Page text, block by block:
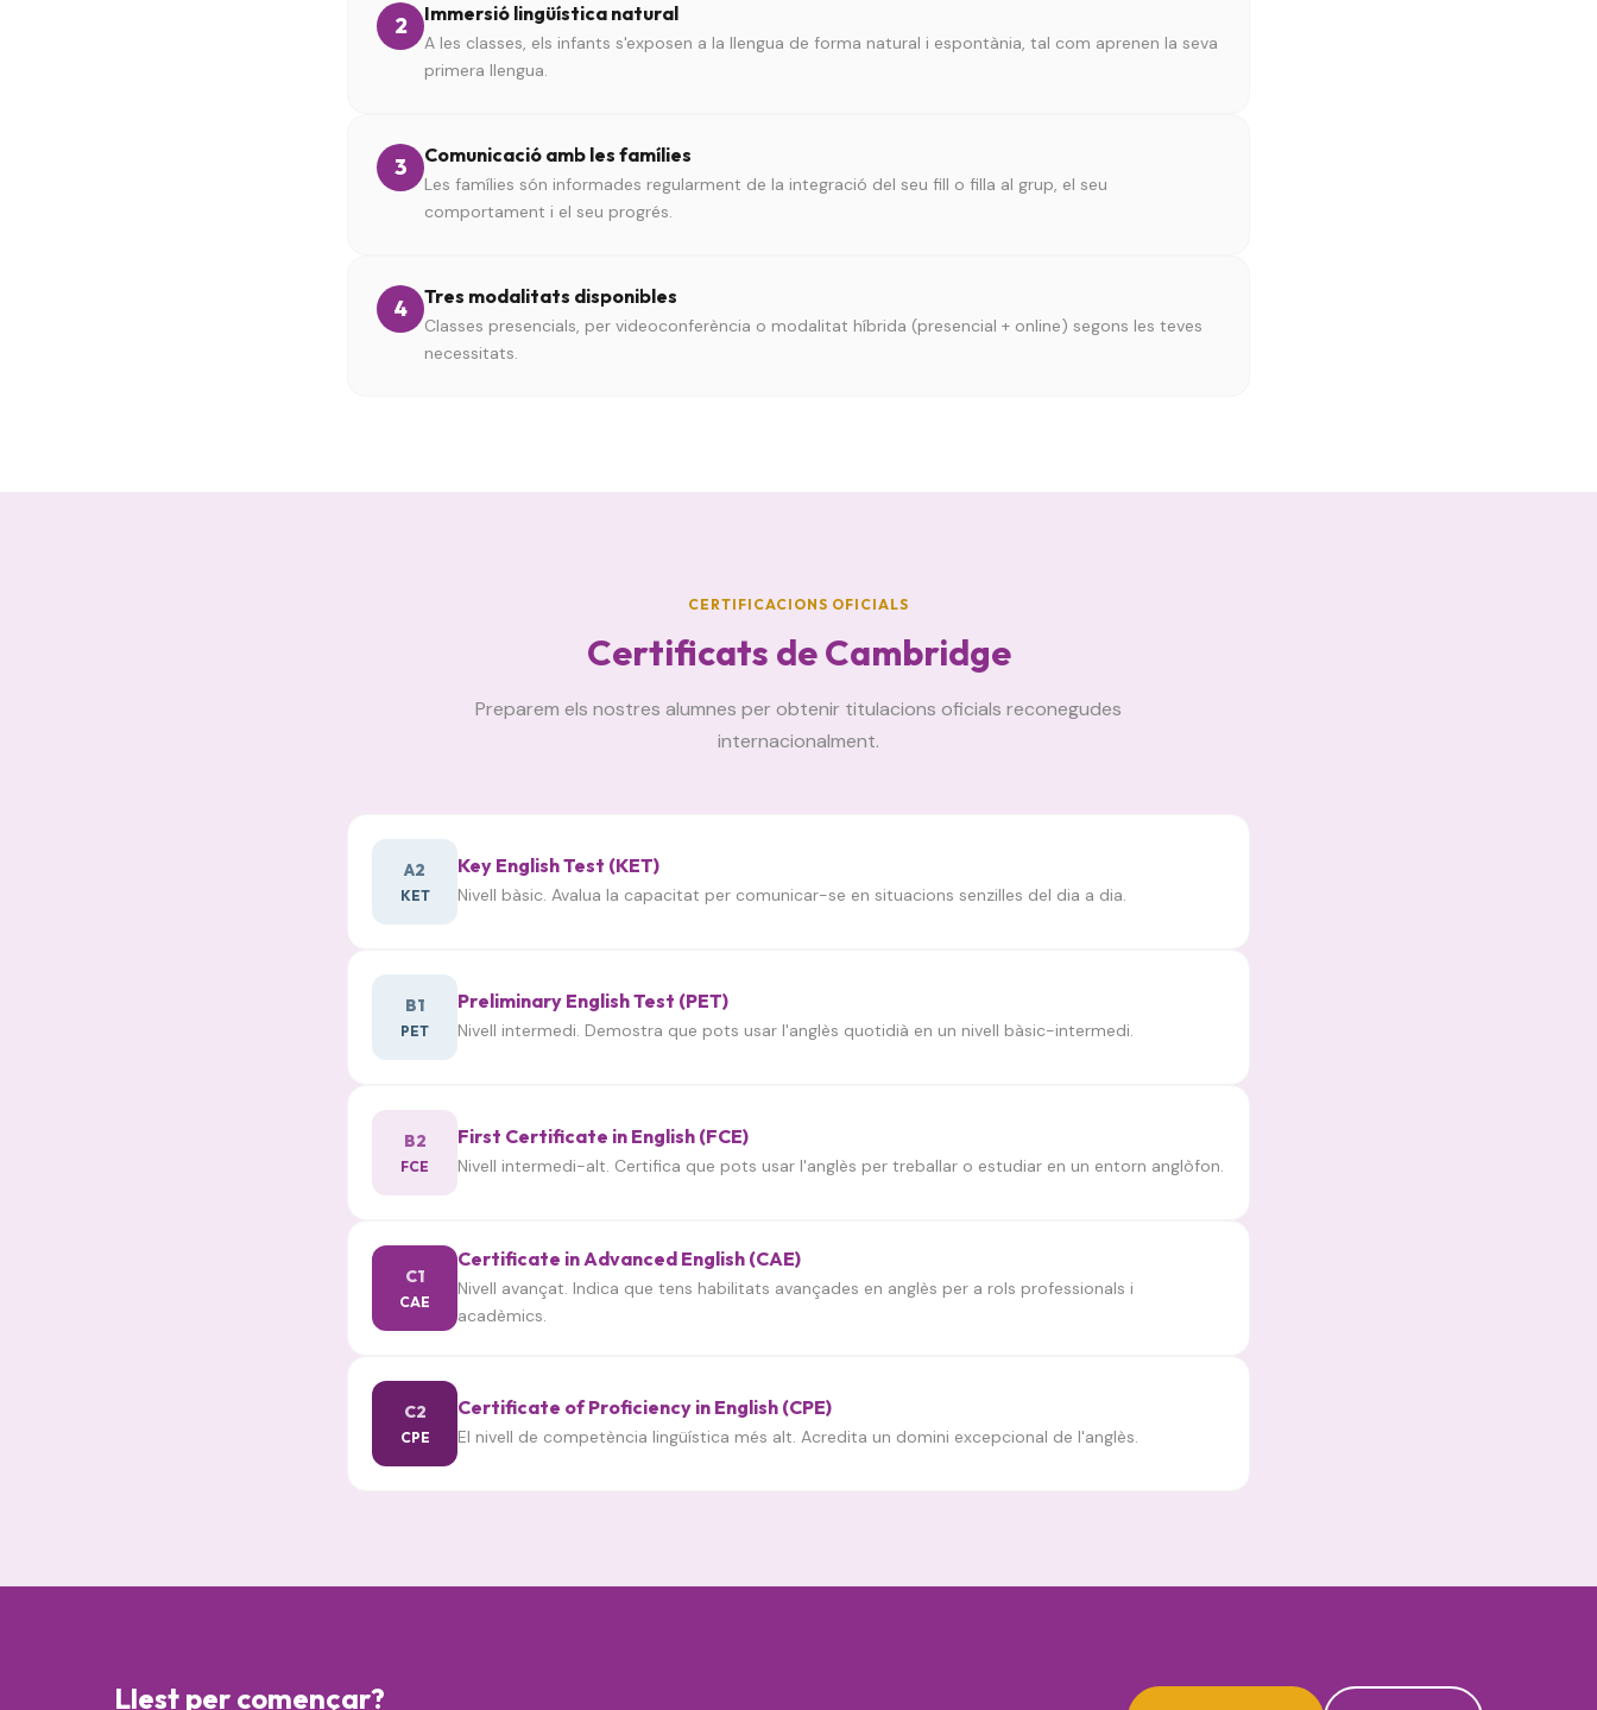
2 Immersió lingüística natural
A les classes, els infants s'exposen a la llengua de forma natural i espontània, tal com aprenen la seva
primera llengua.
3 Comunicació amb les famílies
Les famílies són informades regularment de la integració del seu fill o filla al grup, el seu
comportament i el seu progrés.
4 Tres modalitats disponibles
Classes presencials, per videoconferència o modalitat híbrida (presencial + online) segons les teves
necessitats.
CERTIFICACIONS OFICIALS
Certificats de Cambridge
Preparem els nostres alumnes per obtenir titulacions oficials reconegudes
internacionalment.
A2
KET
Key English Test (KET)
Nivell bàsic. Avalua la capacitat per comunicar-se en situacions senzilles del dia a dia.
B1
PET
Preliminary English Test (PET)
Nivell intermedi. Demostra que pots usar l'anglès quotidià en un nivell bàsic-intermedi.
B2
FCE
First Certificate in English (FCE)
Nivell intermedi-alt. Certifica que pots usar l'anglès per treballar o estudiar en un entorn anglòfon.
C1
CAE
Certificate in Advanced English (CAE)
Nivell avançat. Indica que tens habilitats avançades en anglès per a rols professionals i
acadèmics.
C2
CPE
Certificate of Proficiency in English (CPE)
El nivell de competència lingüística més alt. Acredita un domini excepcional de l'anglès.
Llest per començar?